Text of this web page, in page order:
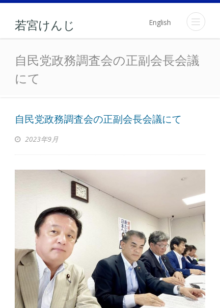
若宮けんじ English
自民党政務調査会の正副
自民党政務調査会の正副会長会議
にて
自民党政務調査会の正副会長会議にて
2023年9月